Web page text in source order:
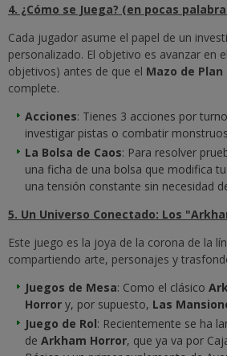
4. ¿Cómo se Juega? (en pocas
Cada jugador asume el papel de un
personalizado. El objetivo es avanzar en el
objetivos) antes de que el Mazo de Plan
complete.
Acciones: Tienes 3 acciones por
investigar pistas o combatir
La Bolsa de Caos: Para resolver
una ficha de una bolsa que modifica
una tensión constante sin necesidad
5. Un Universo Conectado: Los
Este juego es la joya de la corona de la
compartiendo arte, personajes y
Juegos de Mesa: Como el clásico
Horror y, por supuesto, Las
Juego de Rol: Recientemente se ha
de Arkham Horror, que ya va por